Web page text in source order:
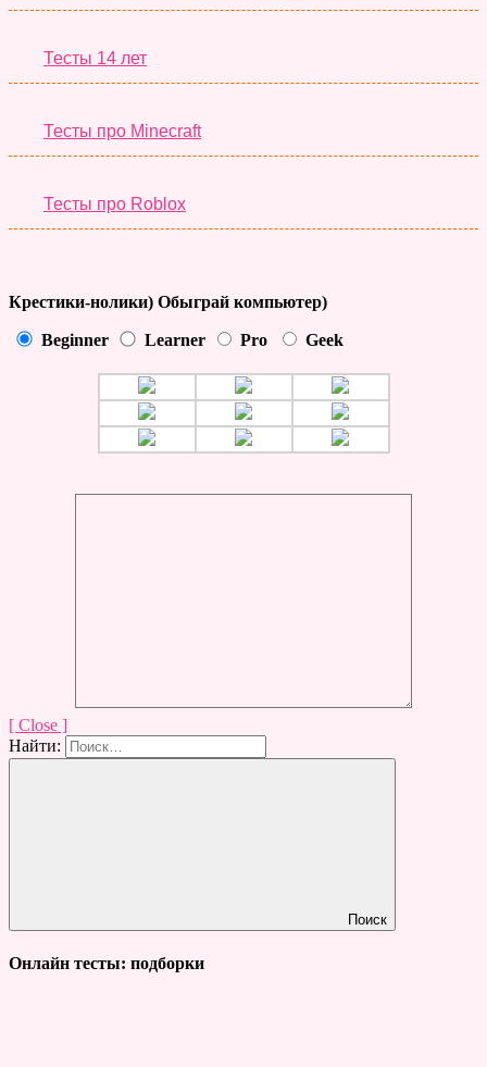
Тесты 14 лет
Тесты про Minecraft
Тесты про Roblox
Крестики-нолики) Обыграй компьютер)
Beginner Learner Pro Geek
[ Close ]
Найти:
Поиск
Онлайн тесты: подборки